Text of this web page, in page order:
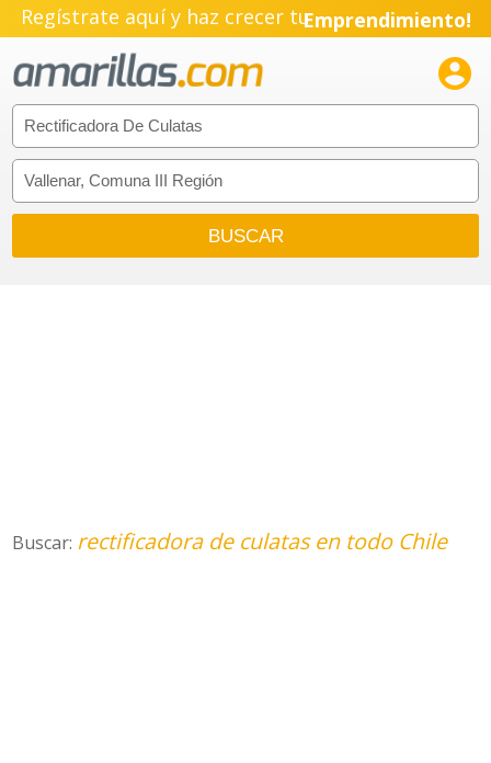
Regístrate aquí y haz crecer tuEmprendimiento!

Buscar: rectificadora de culatas en todo Chile